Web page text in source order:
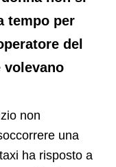
tempo per
del
non
una
ha risposto a